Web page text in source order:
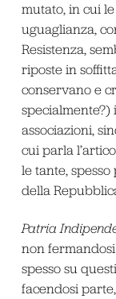
mutato, in cui
uguaglianza,
Resistenza,
riposte in
conservano e
associazioni,
cui parla
le tante,
della
Patria
non
spesso su
facendosi